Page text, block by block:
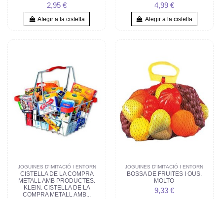
2,95 €
Afegir a la cistella
4,99 €
Afegir a la cistella
JOGUINES D'IMITACIÓ I ENTORN
CISTELLA DE LA COMPRA
METALL AMB PRODUCTES.
KLEIN. CISTELLA DE LA
COMPRA METALL AMB...
JOGUINES D'IMITACIÓ I ENTORN
BOSSA DE FRUITES I OUS.
MOLTO
9,33 €